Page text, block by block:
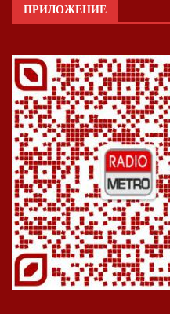
ПРИЛОЖЕНИЕ